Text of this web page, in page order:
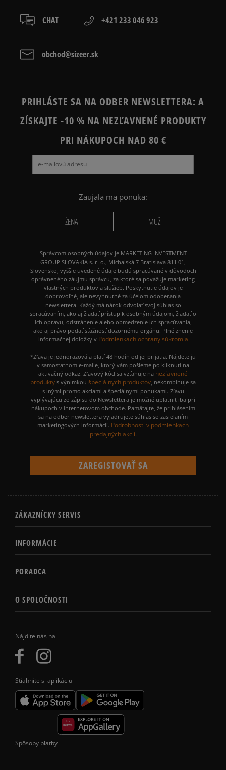
CHAT +421 233 046 923
obchod@sizeer.sk
Nájdite nás na
Stiahnite si aplikáciu
PRIHLÁSTE SA NA ODBER NEWSLETTERA: A
ZÍSKAJTE -10 % NA NEZĽAVNENÉ PRODUKTY
PRI NÁKUPOCH NAD 80 €
Zaujala ma ponuka:
ŽENA MUŽ
Správcom osobných údajov je MARKETING INVESTMENT
GROUP SLOVAKIA s. r. o., Michalská 7 Bratislava 811 01,
Slovensko, vyššie uvedené údaje budú spracúvané v dôvodoch
oprávneného záujmu správcu, za ktoré sa považuje marketing
vlastných produktov a služieb. Poskytnutie údajov je
dobrovoľné, ale nevyhnutné za účelom odoberania
newslettera. Každý má nárok odvolať svoj súhlas so
spracúvaním, ako aj žiadať prístup k osobným údajom, žiadať o
ich opravu, odstránenie alebo obmedzenie ich spracúvania,
ako aj právo podať sťažnosť dozornému orgánu. Plné znenie
informačnej doložky v Podmienkach ochrany súkromia
*Zľava je jednorazová a platí 48 hodín od jej prijatia. Nájdete ju
v samostatnom e-maile, ktorý vám pošleme po kliknutí na
aktivačný odkaz. Zľavový kód sa vzťahuje na nezľavnené
produkty s výnimkou špeciálnych produktov , nekombinuje sa
s inými promo akciami a špeciálnymi ponukami. Zľavu
vyplývajúcu zo zápisu do Newslettera je možné uplatniť iba pri
nákupoch v internetovom obchode. Pamätajte, že prihlásením
sa na odber newslettera vyjadrujete súhlas so zasielaním
marketingových informácií. Podrobnosti v podmienkach
predajných akcií.
ZÁKAZNÍCKY SERVIS
INFORMÁCIE
PORADCA
O SPOLOČNOSTI
Spôsoby platby